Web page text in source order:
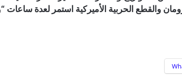
والقطع الحربية الأميركية استمر لعدة ساعات